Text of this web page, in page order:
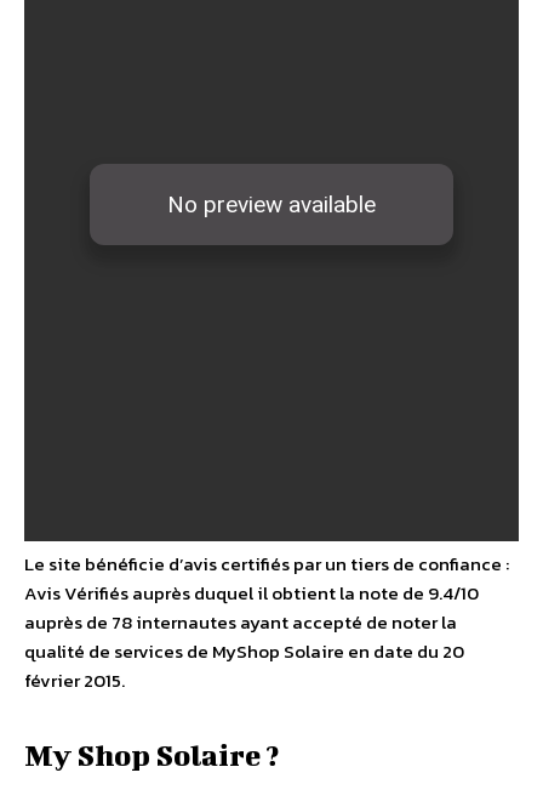
Le site bénéficie d’avis certifiés par un tiers de confiance :
Avis Vérifiés auprès duquel il obtient la note de 9.4/10
auprès de 78 internautes ayant accepté de noter la
qualité de services de MyShop Solaire en date du 20
février 2015.
My Shop Solaire ?